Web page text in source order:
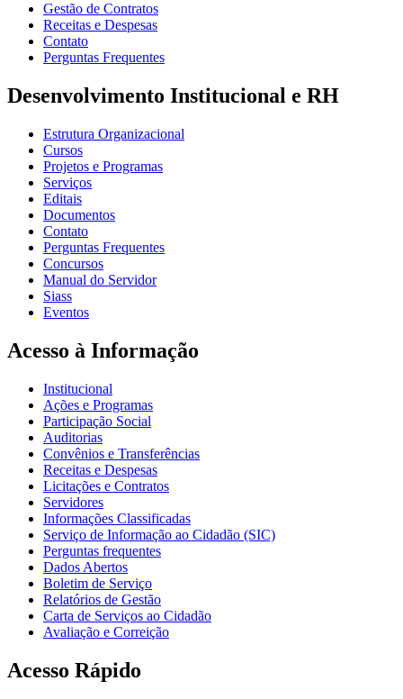
Gestão de Contratos
Receitas e Despesas
Contato
Perguntas Frequentes
Desenvolvimento Institucional e RH
Estrutura Organizacional
Cursos
Projetos e Programas
Serviços
Editais
Documentos
Contato
Perguntas Frequentes
Concursos
Manual do Servidor
Siass
Eventos
Acesso à Informação
Institucional
Ações e Programas
Participação Social
Auditorias
Convênios e Transferências
Receitas e Despesas
Licitações e Contratos
Servidores
Informações Classificadas
Serviço de Informação ao Cidadão (SIC)
Perguntas frequentes
Dados Abertos
Boletim de Serviço
Relatórios de Gestão
Carta de Serviços ao Cidadão
Avaliação e Correição
Acesso Rápido